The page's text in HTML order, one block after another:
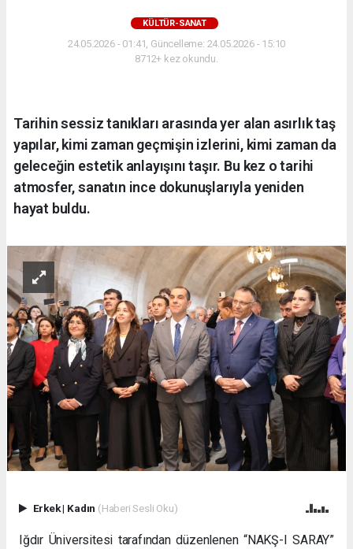
KÜLTÜR-SANAT
24.05.2026 - 01:41, Güncelleme: 24.05.2026 - 15:10
8712+ kez okundu.
Tarihin sessiz tanıkları arasında yer alan asırlık taş
yapılar, kimi zaman geçmişin izlerini, kimi zaman da
geleceğin estetik anlayışını taşır. Bu kez o tarihi
atmosfer, sanatın ince dokunuşlarıyla yeniden
hayat buldu.
Erkek| Kadın (Haberi Sesli Oku)
Iğdır Üniversitesi tarafından düzenlenen “NAKŞ-I SARAY”